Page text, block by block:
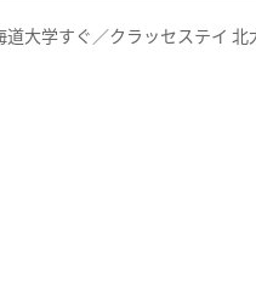
道大学すぐ／クラッセステイ